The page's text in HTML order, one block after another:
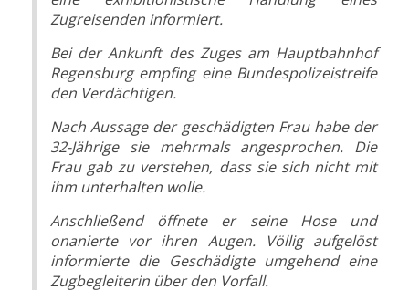
Zugreisenden informiert.
Bei der Ankunft des Zuges am Hauptbahnhof
Regensburg empfing eine Bundespolizeistreife
den Verdächtigen.
Nach Aussage der geschädigten Frau habe der
32-Jährige sie mehrmals angesprochen. Die
Frau gab zu verstehen, dass sie sich nicht mit
ihm unterhalten wolle.
Anschließend öffnete er seine Hose und
onanierte vor ihren Augen. Völlig aufgelöst
informierte die Geschädigte umgehend eine
Zugbegleiterin über den Vorfall.